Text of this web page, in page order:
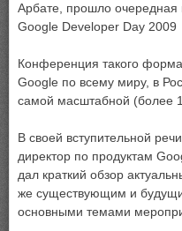
Арбате, прошло очередная
Google Developer Day 2009
Конференция такого
Google по всему миру, в
самой масштабной (более
В своей вступительной
директор по продуктам
дал краткий обзор
же существующим и
основными темами